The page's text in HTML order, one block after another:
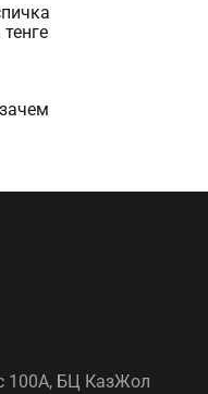
100А, БЦ КазЖол